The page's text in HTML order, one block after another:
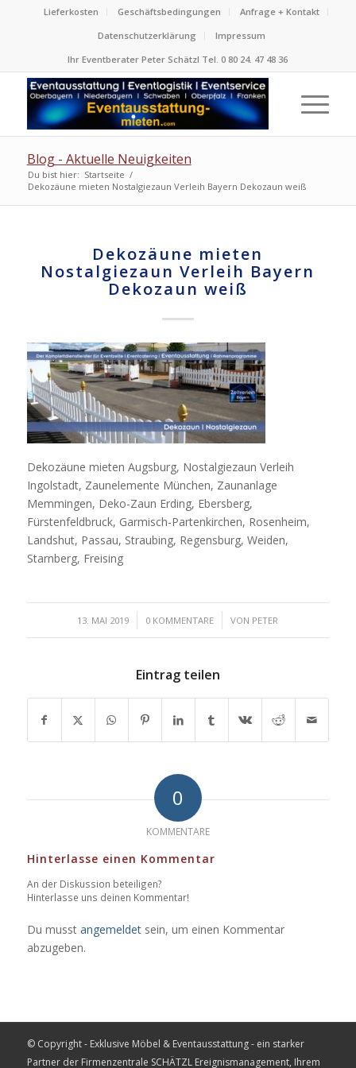
Lieferkosten Geschäftsbedingungen
Anfrage + Kontakt
Datenschutzerklärung
Impressum
Ihr Eventberater Peter Schätzl Tel. 0 80 24. 47 48 36
Blog - Aktuelle Neuigkeiten
Du bist hier: Startseite /
Dekozäune mieten Nostalgiezaun Verleih Bayern Dekozaun weiß
Dekozäune mieten
Nostalgiezaun Verleih Bayern
Dekozaun weiß
Dekozäune mieten Augsburg, Nostalgiezaun Verleih
Ingolstadt, Zaunelemente München, Zaunanlage
Memmingen, Deko-Zaun Erding, Ebersberg,
Fürstenfeldbruck, Garmisch-Partenkirchen, Rosenheim,
Landshut, Passau, Straubing, Regensburg, Weiden,
Starnberg, Freising
13. MAI 2019
/ 0 KOMMENTARE
/ VON PETER
Eintrag teilen
0
KOMMENTARE
Hinterlasse einen Kommentar
An der Diskussion beteiligen?
Hinterlasse uns deinen Kommentar!
Du musst angemeldetsein, um einen Kommentar
abzugeben.
© Copyright - Exklusive Möbel & Eventausstattung - ein starker
Partner der Firmenzentrale SCHÄTZL Ereignismanagement, Ihrem